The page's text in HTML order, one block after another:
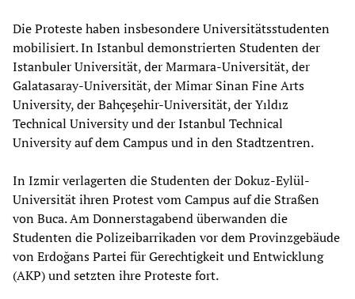
Die Proteste haben insbesondere Universitätsstudenten
mobilisiert. In Istanbul demonstrierten Studenten der
Istanbuler Universität, der Marmara-Universität, der
Galatasaray-Universität, der Mimar Sinan Fine Arts
University, der Bahçeşehir-Universität, der Yıldız
Technical University und der Istanbul Technical
University auf dem Campus und in den Stadtzentren.
In Izmir verlagerten die Studenten der Dokuz-Eylül-
Universität ihren Protest vom Campus auf die Straßen
von Buca. Am Donnerstagabend überwanden die
Studenten die Polizeibarrikaden vor dem Provinzgebäude
von Erdoğans Partei für Gerechtigkeit und Entwicklung
(AKP) und setzten ihre Proteste fort.